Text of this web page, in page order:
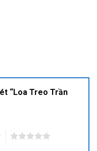
“Loa Treo Trần